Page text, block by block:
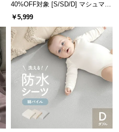
40%OFF対象 [S/SD/D] マシュマロ
タッチブランケット
￥5,999